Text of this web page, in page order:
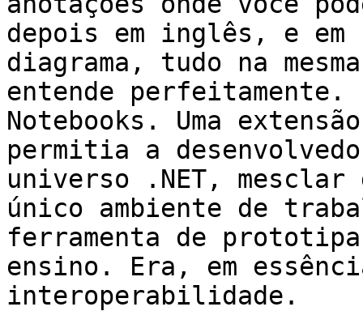
depois em inglês, e em
diagrama, tudo na
entende
Notebooks. Uma
permitia a
universo .NET, mesclar
único ambiente de
ferramenta de
ensino. Era, em
interoperabilidade.